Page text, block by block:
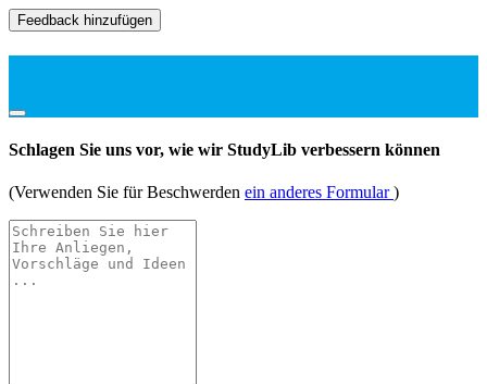
Feedback hinzufügen
Schlagen Sie uns vor, wie wir StudyLib verbessern können
(Verwenden Sie für Beschwerden ein anderes Formular)